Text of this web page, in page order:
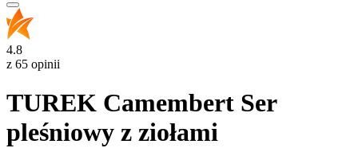
4.8
z 65 opinii
TUREK Camembert Ser
pleśniowy z ziołami